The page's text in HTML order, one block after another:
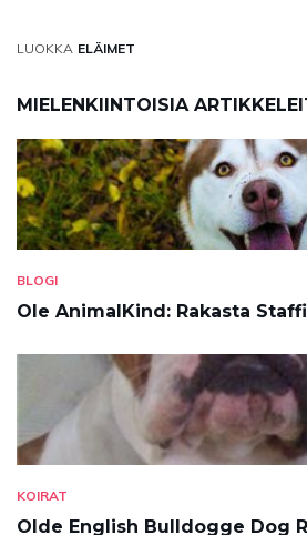
LUOKKA ELÄIMET
MIELENKIINTOISIA
BLOGI
Ole AnimalKind: Rakasta
KOIRAT
Olde English Bulldogge Dog